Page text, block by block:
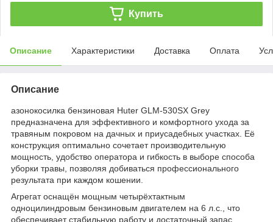
Купить
Описание Характеристики Доставка Оплата
Описание
азонокосилка бензиновая Huter GLM-530SX Grey
предназначена для эффективного и комфортного ухода за
травяным покровом на дачных и приусадебных участках. Её
конструкция оптимально сочетает производительную
мощность, удобство оператора и гибкость в выборе способа
уборки травы, позволяя добиваться профессионального
результата при каждом кошении.
Агрегат оснащён мощным четырёхтактным
одноцилиндровым бензиновым двигателем на 6 л.с., что
обеспечивает стабильную работу и достаточный запас